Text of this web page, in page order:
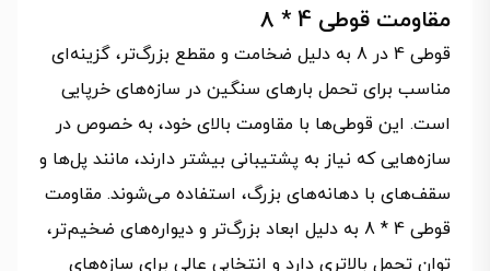
مقاومت قوطی 4 * 8
قوطی 4 در 8 به دلیل ضخامت و مقطع بزرگ‌تر، گزینه‌ای
مناسب برای تحمل بارهای سنگین در سازه‌های خرپایی
است. این قوطی‌ها با مقاومت بالای خود، به خصوص در
سازه‌هایی که نیاز به پشتیبانی بیشتر دارند، مانند پل‌ها و
سقف‌های با دهانه‌های بزرگ، استفاده می‌شوند. مقاومت
قوطی 4 * 8 به دلیل ابعاد بزرگ‌تر و دیواره‌های ضخیم‌تر،
توان تحمل بالاتری دارد و انتخابی عالی برای سازه‌های